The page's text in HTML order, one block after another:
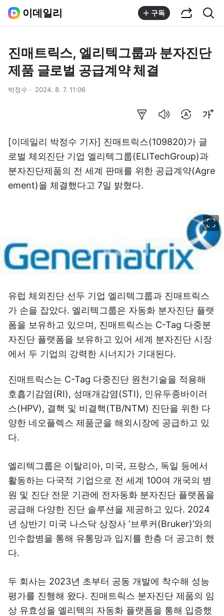
이데일리 구독
진매트릭스, 엘리텍그룹과 분자진단
제품 글로벌 공급계약 체결
박정수 2024. 8. 7. 11:06
[이데일리 박정수 기자] 진매트릭스(109820)가 글
로벌 체외진단 기업 엘리텍그룹(ELITechGroup)과
분자진단제품의 전 세계 판매를 위한 공급계약(Agre
ement)을 체결했다고 7일 밝혔다.
유럽 체외진단 선두 기업 엘리텍그룹과 진매트릭스
가 손을 잡았다. 엘리텍그룹은 자동화 분자진단 플랫
폼을 보유하고 있으며, 진매트릭스는 C-Tag 다중분
자진단 플랫폼을 보유하고 있어 세계 분자진단 시장
에서 두 기업의 강력한 시너지가 기대된다.
진매트릭스는 C-Tag 다중진단 원천기술을 적용해
호흡기감염(RI), 성매개감염(STI), 인유두종바이러
스(HPV), 결핵 및 비결핵(TB/NTM) 진단을 위한 다
양한 네오플렉스 제품군을 해외시장에 공급하고 있
다.
엘리텍그룹은 이탈리아, 미국, 프랑스, 독일 등에서
활동하는 다국적 기업으로 전 세계 100여 개국의 병
원 및 진단 전문 기관에 전자동화 분자진단 플랫폼을
공급해 다양한 진단 솔루션을 제공하고 있다. 2024
년 상반기 미국 나스닥 상장사 ‘브루커(Bruker)’와의
인수합병을 통해 유통망과 입지를 한층 더 공고히 했
다.
두 회사는 2023년 초부터 공동 개발에 착수해 성능
평가를 진행해 왔다. 진매트릭스 분자진단 제품의 임
상 유효성을 엘리텍의 자동화 플랫폼을 통해 입증했